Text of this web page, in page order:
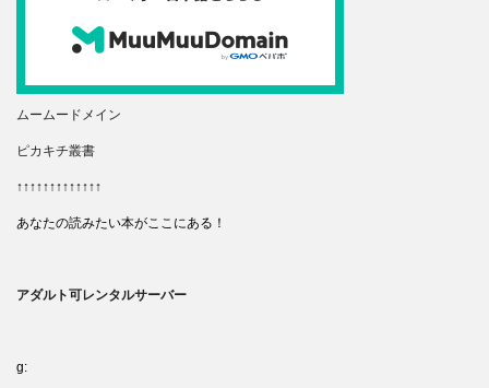
ムームードメイン
ピカキチ叢書
↑↑↑↑↑↑↑↑↑↑↑↑↑
あなたの読みたい本がここにある！
アダルト可レンタルサーバー
g: